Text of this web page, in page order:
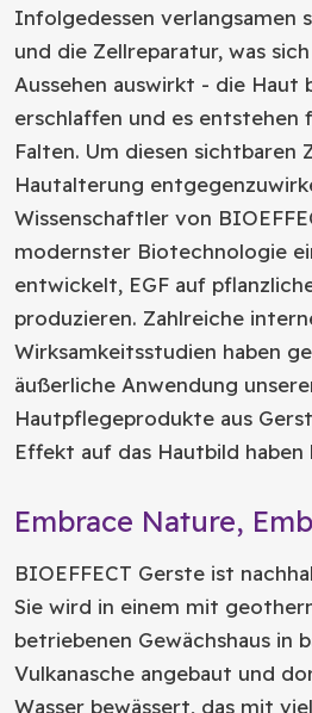
Infolgedessen verlangsamen
und die Zellreparatur, was
Aussehen auswirkt - die Haut
erschlaffen und es entstehen
Falten. Um diesen sichtbaren
Hautalterung
Wissenschaftler von
modernster Biotechnologie
entwickelt, EGF auf
produzieren. Zahlreiche
Wirksamkeitsstudien haben
äußerliche Anwendung
Hautpflegeprodukte aus
Effekt auf das Hautbild haben
Embrace Nature,
BIOEFFECT Gerste ist
Sie wird in einem mit
betriebenen Gewächshaus in
Vulkanasche angebaut und
Wasser bewässert, das mit